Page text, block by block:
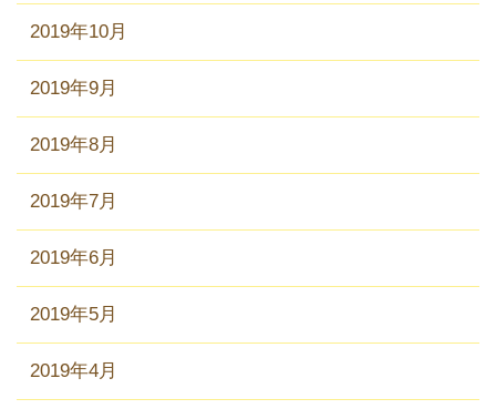
2019年10月
2019年9月
2019年8月
2019年7月
2019年6月
2019年5月
2019年4月